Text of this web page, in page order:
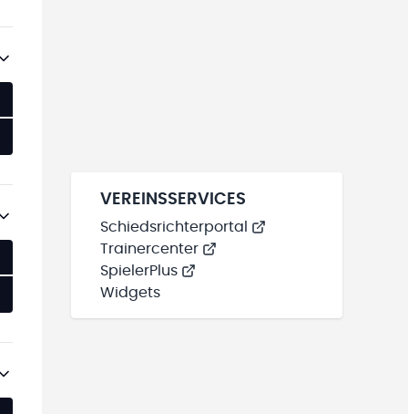
VEREINSSERVICES
Schiedsrichterportal
Trainercenter
SpielerPlus
Widgets